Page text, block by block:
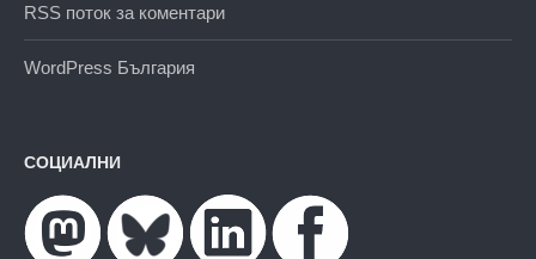
RSS поток за коментари
WordPress България
СОЦИАЛНИ